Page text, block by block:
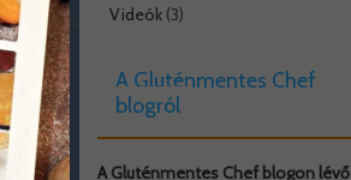
Videók(3)
A Gluténmentes Chef
blogról
A Gluténmentes Chef blogon lévő